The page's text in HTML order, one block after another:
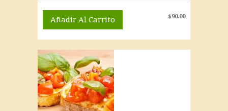
$90.00
Añadir Al Carrito